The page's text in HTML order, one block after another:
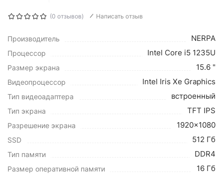
(0 отзывов) Написать отзыв
Производитель NERPA
Процессор Intel Core i5 1235U
Размер экрана 15.6 "
Видеопроцессор Intel Iris Xe Graphics
Тип видеоадаптера встроенный
Тип экрана TFT IPS
Разрешение экрана 1920x1080
SSD 512 Гб
Тип памяти DDR4
Размер оперативной памяти 16 Гб